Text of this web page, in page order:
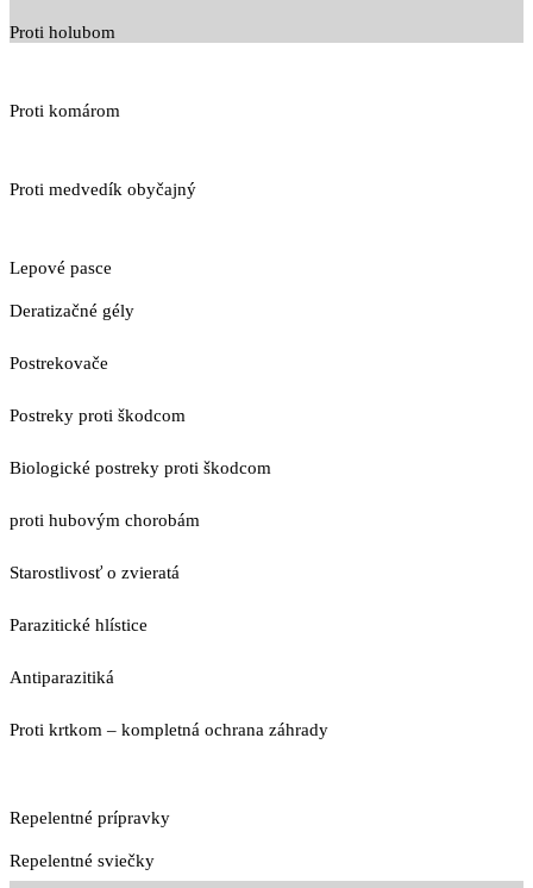
Proti holubom
Proti komárom
Proti medvedík obyčajný
Lepové pasce
Deratizačné gély
Postrekovače
Postreky proti škodcom
Biologické postreky proti škodcom
proti hubovým chorobám
Starostlivosť o zvieratá
Parazitické hlístice
Antiparazitiká
Proti krtkom – kompletná ochrana záhrady
Repelentné prípravky
Repelentné sviečky